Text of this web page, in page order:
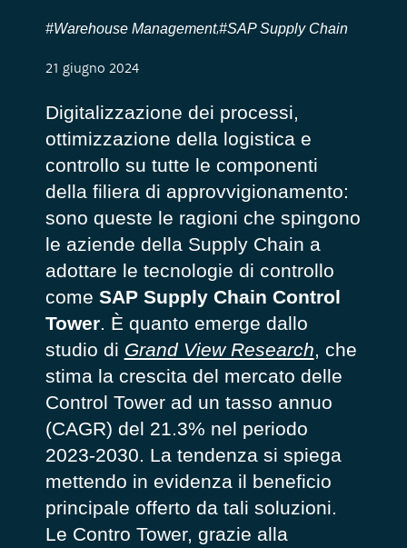
#Warehouse Management,#SAP Supply Chain
21 giugno 2024
Digitalizzazione dei processi,
ottimizzazione della logistica e
controllo su tutte le componenti
della filiera di approvvigionamento:
sono queste le ragioni che spingono
le aziende della Supply Chain a
adottare le tecnologie di controllo
come SAP Supply Chain Control
Tower. È quanto emerge dallo
studio di Grand View Research, che
stima la crescita del mercato delle
Control Tower ad un tasso annuo
(CAGR) del 21.3% nel periodo
2023-2030. La tendenza si spiega
mettendo in evidenza il beneficio
principale offerto da tali soluzioni.
Le Contro Tower, grazie alla